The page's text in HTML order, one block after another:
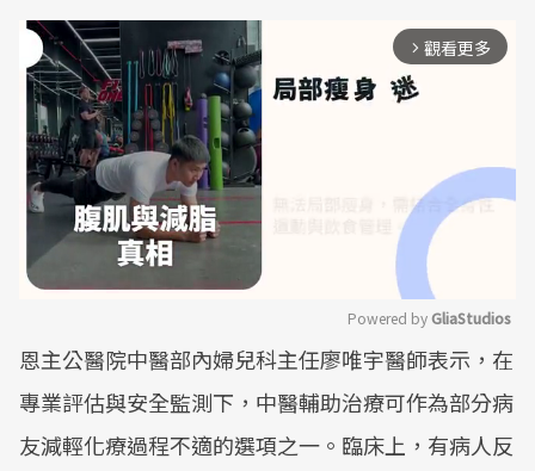
arrow_forward_ios 觀看更多
Mute
Powered by GliaStudios
恩主公醫院中醫部內婦兒科主任廖唯宇醫師表示，在
專業評估與安全監測下，中醫輔助治療可作為部分病
友減輕化療過程不適的選項之一。臨床上，有病人反